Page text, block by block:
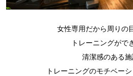
女性専用だから周りの
トレーニングがで
清潔感のある
トレーニングのモチベー